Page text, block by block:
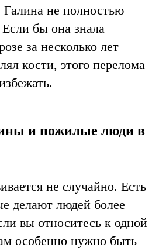
Галина не полностью
Если бы она знала
за несколько лет
кости, этого перелома
и пожилые люди в
не случайно. Есть
делают людей более
вы относитесь к одной
особенно нужно быть